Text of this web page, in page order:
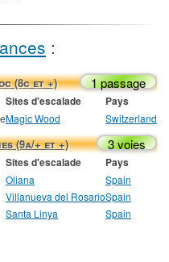
:
(8c et +) 1 passage
Sites d'escalade Pays
Magic Wood Switzerland
(9a/+ et +) 3 voies
Sites d'escalade Pays
Oliana
Spain
Villanueva del RosarioSpain
Santa Linya Spain